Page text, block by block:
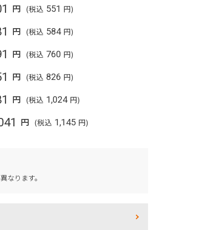
円 (税込 551 円)
円 (税込 584 円)
円 (税込 760 円)
円 (税込 826 円)
円 (税込 1,024 円)
円 (税込 1,145 円)
なります。